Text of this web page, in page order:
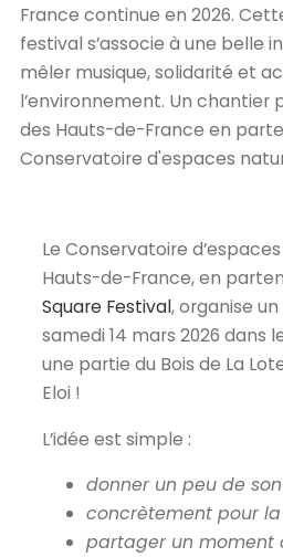
France continue en 2026.
festival s’associe à une belle
mêler musique, solidarité et
l’environnement. Un
des Hauts-de-France en
Conservatoire d'espaces
Le Conservatoire
Hauts-de-France, en
Square Festival, organise
samedi 14 mars 2026 dans
une partie du Bois de La
Eloi !
L’idée est simple :
donner un peu de
concrètement pour
partager un moment